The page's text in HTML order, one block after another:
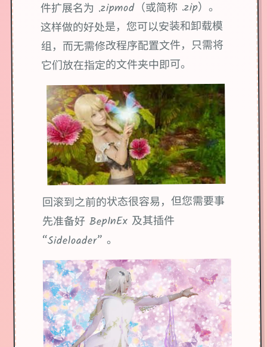
件扩展名为 .zipmod（或简称 .zip）。
这样做的好处是，您可以安装和卸载模
组，而无需修改程序配置文件，只需将
它们放在指定的文件夹中即可。
回滚到之前的状态很容易，但您需要事
先准备好 BepInEx 及其插件
“Sideloader” 。